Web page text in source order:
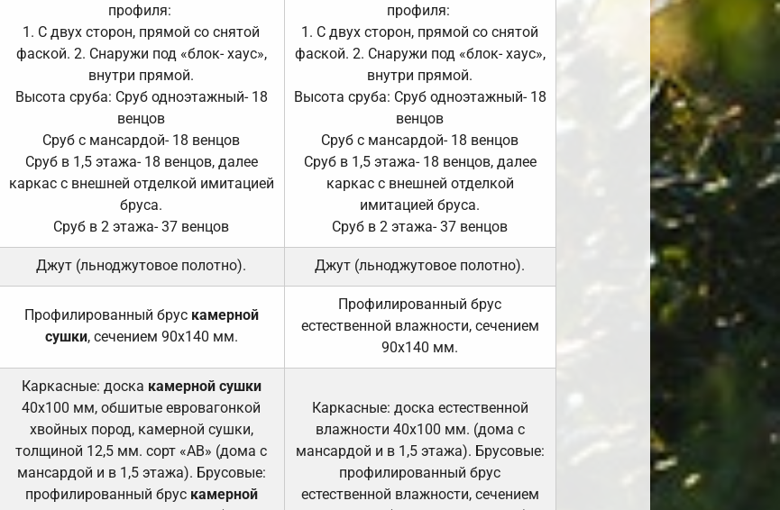
профиля:
1. С двух сторон, прямой со снятой
фаской. 2. Снаружи под «блок- хаус»,
внутри прямой.
Высота сруба: Сруб одноэтажный- 18
венцов
Сруб с мансардой- 18 венцов
Сруб в 1,5 этажа- 18 венцов, далее
каркас с внешней отделкой имитацией
бруса.
Сруб в 2 этажа- 37 венцов
профиля:
1. С двух сторон, прямой со снятой
фаской. 2. Снаружи под «блок- хаус»,
внутри прямой.
Высота сруба: Сруб одноэтажный- 18
венцов
Сруб с мансардой- 18 венцов
Сруб в 1,5 этажа- 18 венцов, далее
каркас с внешней отделкой
имитацией бруса.
Сруб в 2 этажа- 37 венцов
Джут (льноджутовое полотно). Джут (льноджутовое полотно).
Профилированный брус камерной
сушки, сечением 90х140 мм.
Профилированный брус
естественной влажности, сечением
90х140 мм.
Каркасные: доска камерной сушки
40х100 мм, обшитые евровагонкой
хвойных пород, камерной сушки,
толщиной 12,5 мм. сорт «АВ» (дома с
мансардой и в 1,5 этажа). Брусовые:
профилированный брус камерной
Каркасные: доска естественной
влажности 40х100 мм. (дома с
мансардой и в 1,5 этажа). Брусовые:
профилированный брус
естественной влажности, сечением